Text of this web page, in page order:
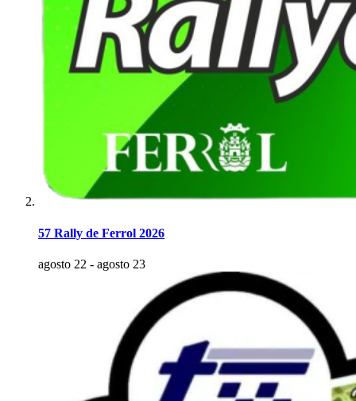
57 Rally de Ferrol 2026
agosto 22 - agosto 23